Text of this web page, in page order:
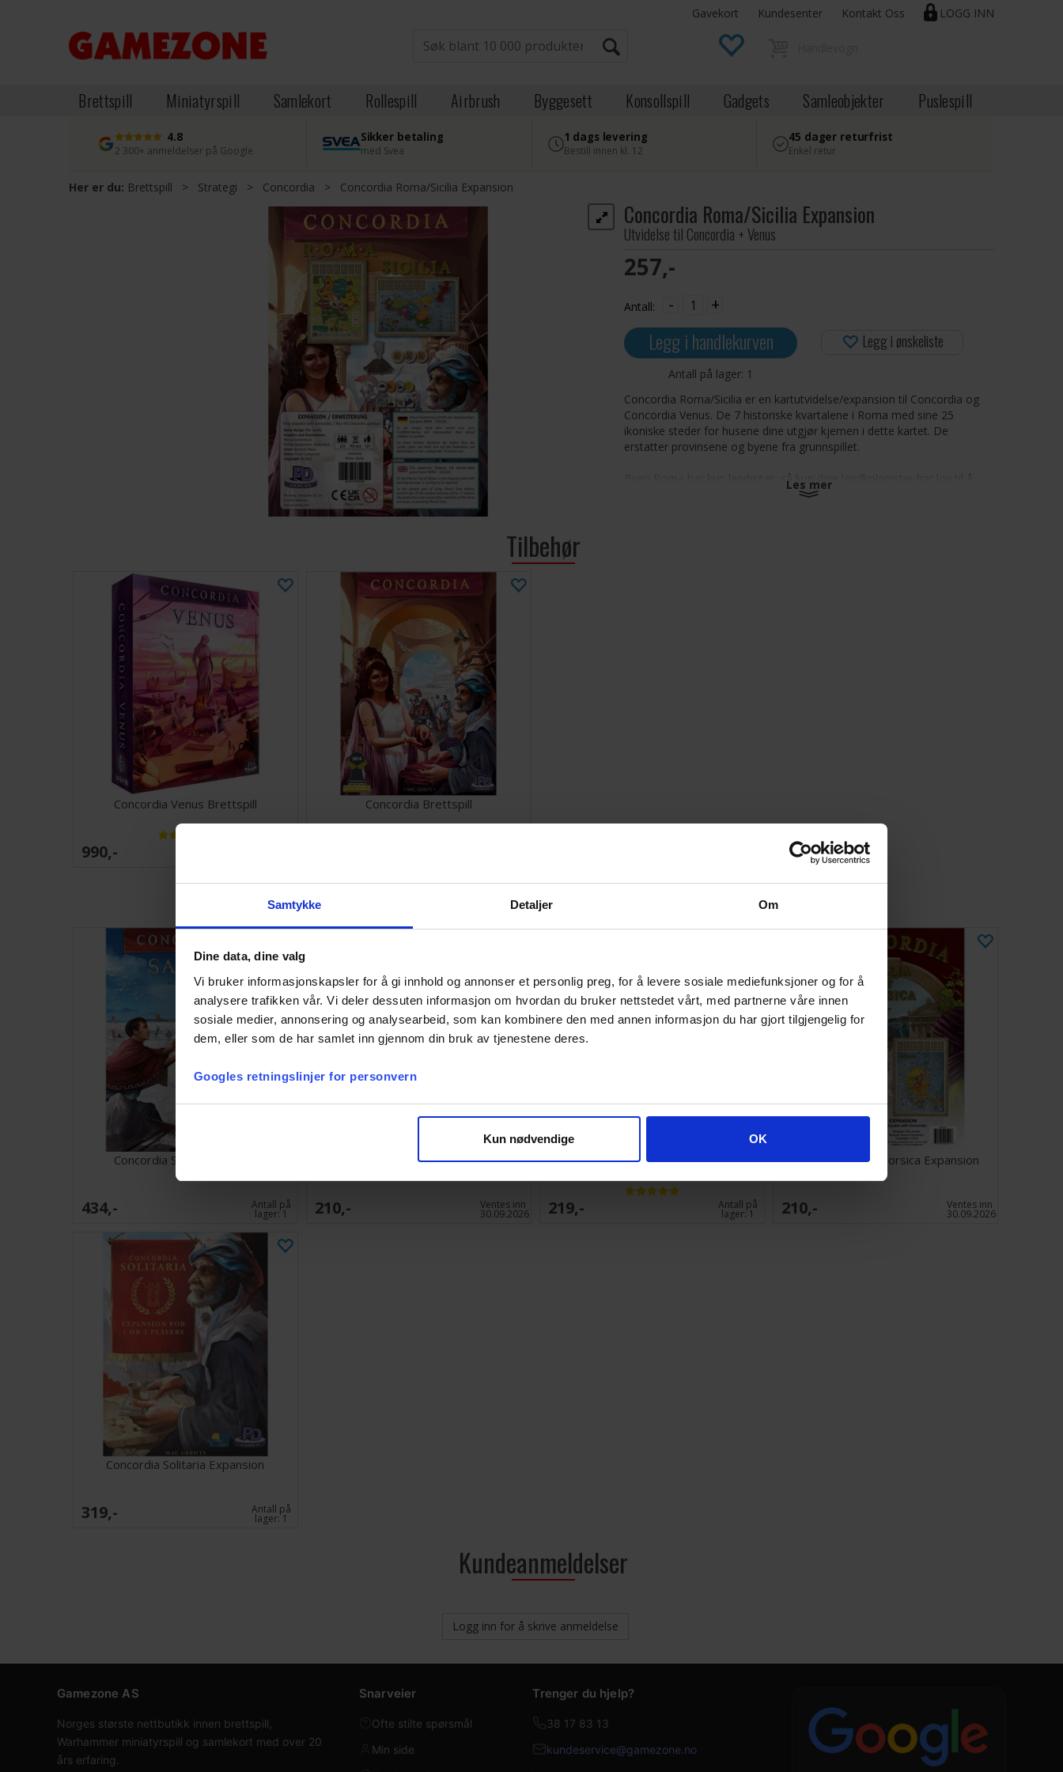
Samtykke Detaljer Om
Dine data, dine valg
Vi bruker informasjonskapsler for å gi innhold og annonser et personlig preg, for å levere sosiale mediefunksjoner og for å
analysere trafikken vår. Vi deler dessuten informasjon om hvordan du bruker nettstedet vårt, med partnerne våre innen
sosiale medier, annonsering og analysearbeid, som kan kombinere den med annen informasjon du har gjort tilgjengelig for
dem, eller som de har samlet inn gjennom din bruk av tjenestene deres.
Googles retningslinjer for personvern
Kun nødvendige OK
LOGG INN
Gavekort Kundesenter Kontakt Oss
Brettspill Miniatyrspill Samlekort Rollespill Airbrush Byggesett Konsollspill Gadgets Samleobjekter Puslespill
4.8
2 300+ anmeldelser på Google
Sikker betaling
med Svea
1 dags levering
Bestill innen kl. 12
45 dager returfrist
Enkel retur
Her er du: Brettspill > Strategi > Concordia > Concordia Roma/Sicilia Expansion
Concordia Roma/Sicilia Expansion
Utvidelse til Concordia + Venus
257,-
Antall: - +
Legg i handlekurven
Antall på lager: 1
Legg i ønskeliste
Concordia Roma/Sicilia er en kartutvidelse/expansion til Concordia og
Concordia Venus. De 7 historiske kvartalene i Roma med sine 25
ikoniske steder for husene dine utgjør kjernen i dette kartet. De
erstatter provinsene og byene fra grunnspillet.
Byen Roma har kun landruter, så kun dine landkolonister har lov til å
bevege seg i byen i henhold til de vanlige reglene. Havkolonistene dine
Les mer
Tilbehør
Concordia Venus Brettspill
990,-
Concordia Brettspill
Vi anbefaler også
Concordia Salsa Expansion
434,- Antall på
lager:1
Concordia Aegyptus/Creta Expansion
210,- Ventes inn
30.09.2026
Concordia Britannia/Germania Expansion
219,- Antall på
lager:1
Concordia Gallia/Corsica Expansion
210,- Ventes inn
30.09.2026
Concordia Solitaria Expansion
319,- Antall på
lager:1
Kundeanmeldelser
Logg inn for å skrive anmeldelse
Gamezone AS
Norges største nettbutikk innen brettspill,
Warhammer miniatyrspill og samlekort med over 20
års erfaring.
Snarveier
Ofte stilte spørsmål
Min side
Trenger du hjelp?
38 17 83 13
kundeservice@gamezone.no